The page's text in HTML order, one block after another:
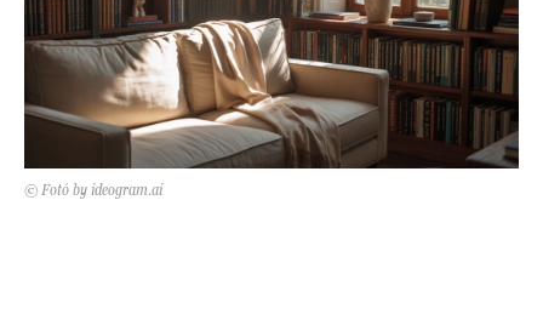
© Fotó by ideogram.ai